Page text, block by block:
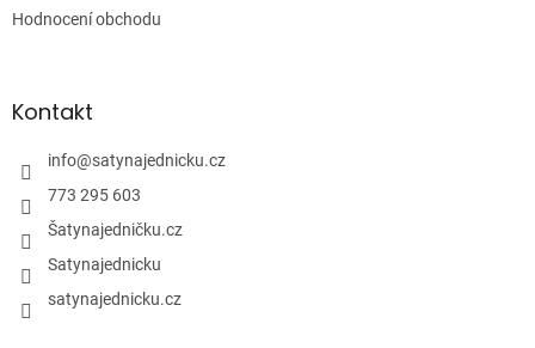
Hodnocení obchodu
Kontakt
info@satynajednicku.cz
773 295 603
Šatynajedničku.cz
Satynajednicku
satynajednicku.cz